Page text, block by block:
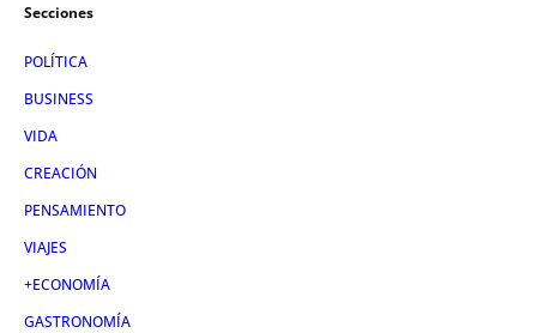
Secciones
POLÍTICA
BUSINESS
VIDA
CREACIÓN
PENSAMIENTO
VIAJES
+ECONOMÍA
GASTRONOMÍA